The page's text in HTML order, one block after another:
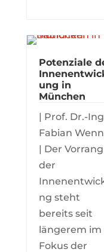
Potenziale
ung in
München
| Prof. Dr.-
Fabian
| Der Vorrang
der
ng steht
bereits seit
längerem im
Fokus der